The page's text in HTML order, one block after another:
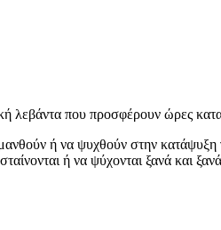
λεβάντα που προσφέρουν ώρες
ή να ψυχθούν στην
ή να ψύχονται ξανά και